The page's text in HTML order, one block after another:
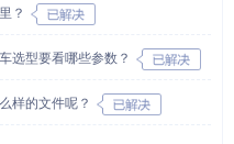
？
选型要看哪些参数？
样的文件呢？